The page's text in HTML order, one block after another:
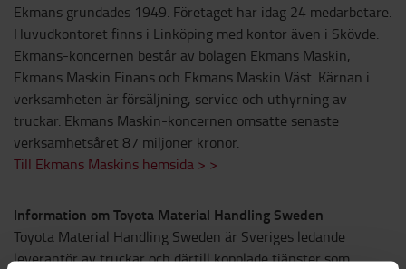
Ekmans grundades 1949. Företaget har idag 24 medarbetare.
Huvudkontoret finns i Linköping med kontor även i Skövde.
Ekmans-koncernen består av bolagen Ekmans Maskin,
Ekmans Maskin Finans och Ekmans Maskin Väst. Kärnan i
verksamheten är försäljning, service och uthyrning av
truckar. Ekmans Maskin-koncernen omsatte senaste
verksamhetsåret 87 miljoner kronor.
Till Ekmans Maskins hemsida > >
Information om Toyota Material Handling Sweden
Toyota Material Handling Sweden är Sveriges ledande
leverantör av truckar och därtill kopplade tjänster som